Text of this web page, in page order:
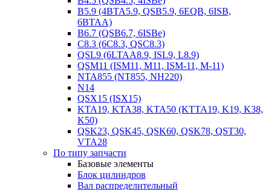
B5.9 (4BTA5.9, QSB5.9, 6EQB, 6ISB,
6BTAA)
B6.7 (QSB6.7, 6ISBe)
C8.3 (6C8.3, QSC8.3)
QSL9 (6LTAA8.9, ISL9, L8.9)
QSM11 (ISM11, M11, ISM-11, M-11)
NTA855 (NT855, NH220)
N14
QSX15 (ISX15)
KTA19, KTA38, KTA50 (KTTA19, K19, K38,
K50)
QSK23, QSK45, QSK60, QSK78, QST30,
VTA28
По типу запчасти
Базовые элементы
Блок цилиндров
Вал распределительный